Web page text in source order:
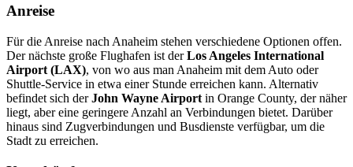
Anreise
Für die Anreise nach Anaheim stehen verschiedene Optionen offen.
Der nächste große Flughafen ist derLos Angeles International
Airport (LAX), von wo aus man Anaheim mit dem Auto oder
Shuttle-Service in etwa einer Stunde erreichen kann. Alternativ
befindet sich derJohn Wayne Airport in Orange County, der näher
liegt, aber eine geringere Anzahl an Verbindungen bietet. Darüber
hinaus sind Zugverbindungen und Busdienste verfügbar, um die
Stadt zu erreichen.